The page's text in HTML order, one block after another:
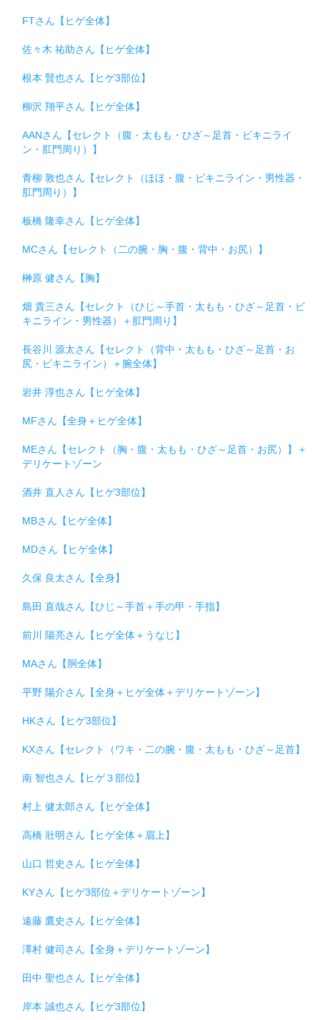
FTさん【ヒゲ全体】
佐々木 祐助さん【ヒゲ全体】
根本 賢也さん【ヒゲ3部位】
柳沢 翔平さん【ヒゲ全体】
AANさん【セレクト（腹・太もも・ひざ～足首・ビキニライ
ン・肛門周り）】
青柳 敦也さん【セレクト（ほほ・腹・ビキニライン・男性器・
肛門周り）】
板橋 隆幸さん【ヒゲ全体】
MCさん【セレクト（二の腕・胸・腹・背中・お尻）】
榊原 健さん【胸】
畑 貴三さん【セレクト（ひじ～手首・太もも・ひざ～足首・ビ
キニライン・男性器）＋肛門周り】
長谷川 源太さん【セレクト（背中・太もも・ひざ～足首・お
尻・ビキニライン）＋腕全体】
岩井 淳也さん【ヒゲ全体】
MFさん【全身＋ヒゲ全体】
MEさん【セレクト（胸・腹・太もも・ひざ～足首・お尻）】＋
デリケートゾーン
酒井 直人さん【ヒゲ3部位】
MBさん【ヒゲ全体】
MDさん【ヒゲ全体】
久保 良太さん【全身】
島田 直哉さん【ひじ～手首＋手の甲・手指】
前川 陽亮さん【ヒゲ全体＋うなじ】
MAさん【胴全体】
平野 陽介さん【全身＋ヒゲ全体＋デリケートゾーン】
HKさん【ヒゲ3部位】
KXさん【セレクト（ワキ・二の腕・腹・太もも・ひざ～足首】
南 智也さん【ヒゲ３部位】
村上 健太郎さん【ヒゲ全体】
高橋 壯明さん【ヒゲ全体＋眉上】
山口 哲史さん【ヒゲ全体】
KYさん【ヒゲ3部位＋デリケートゾーン】
遠藤 鷹史さん【ヒゲ全体】
澤村 健司さん【全身＋デリケートゾーン】
田中 聖也さん【ヒゲ全体】
岸本 誠也さん【ヒゲ3部位】